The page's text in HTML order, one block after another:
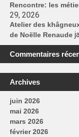
Rencontre: les
29, 2026
Atelier des
de Noëlle Renaude
Commentaires
Archives
juin 2026
mai 2026
mars 2026
février 2026